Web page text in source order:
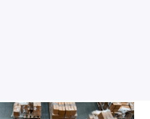
#Géolocalisation #Mobilité
#Sécurité